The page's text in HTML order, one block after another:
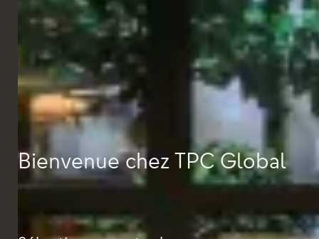
Bienvenue chez TPC Global